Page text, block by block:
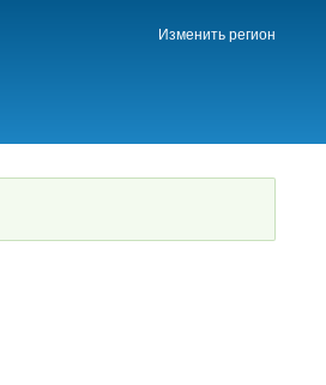
Изменить регион